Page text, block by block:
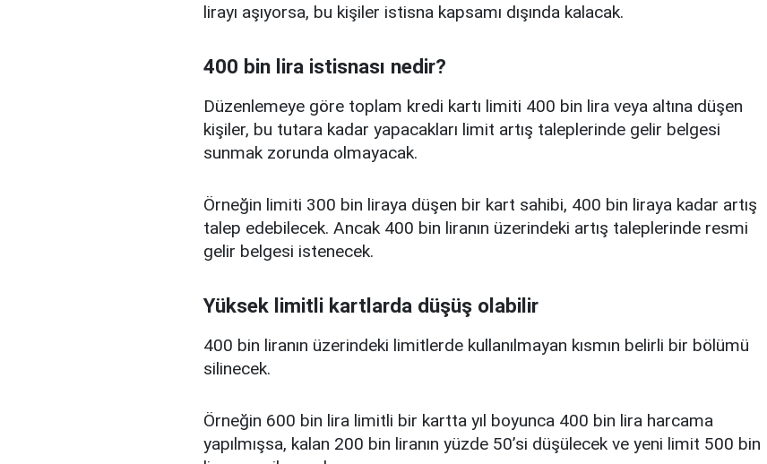
lirayı aşıyorsa, bu kişiler istisna kapsamı dışında kalacak.
400 bin lira istisnası nedir?
Düzenlemeye göre toplam kredi kartı limiti 400 bin lira veya altına düşen
kişiler, bu tutara kadar yapacakları limit artış taleplerinde gelir belgesi
sunmak zorunda olmayacak.
Örneğin limiti 300 bin liraya düşen bir kart sahibi, 400 bin liraya kadar artış
talep edebilecek. Ancak 400 bin liranın üzerindeki artış taleplerinde resmi
gelir belgesi istenecek.
Yüksek limitli kartlarda düşüş olabilir
400 bin liranın üzerindeki limitlerde kullanılmayan kısmın belirli bir bölümü
silinecek.
Örneğin 600 bin lira limitli bir kartta yıl boyunca 400 bin lira harcama
yapılmışsa, kalan 200 bin liranın yüzde 50’si düşülecek ve yeni limit 500 bin